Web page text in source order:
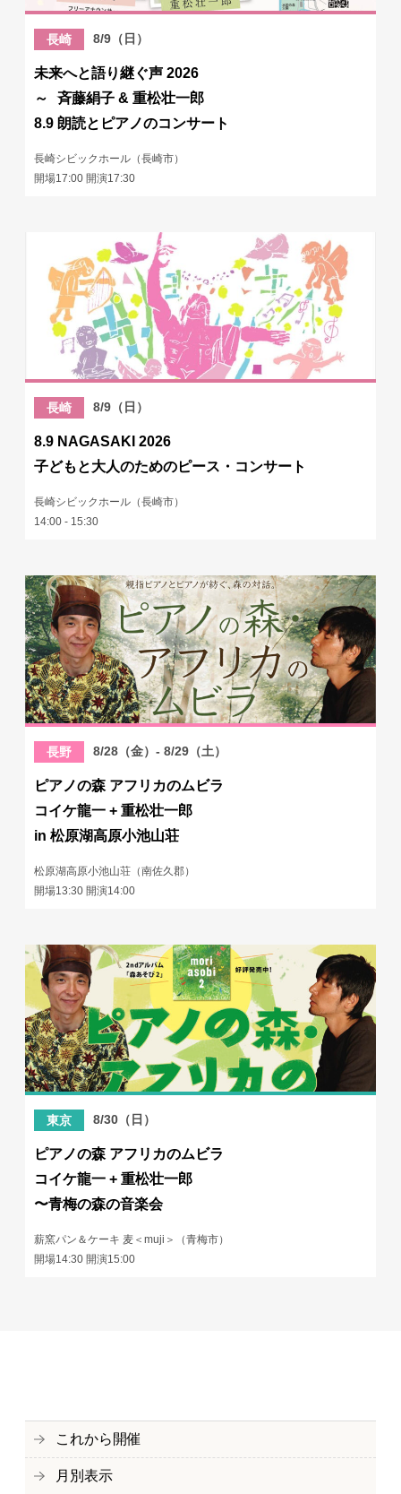
長崎 8/9（日）
未来へと語り継ぐ声 2026
～ 斉藤絹子 & 重松壮一郎
8.9 朗読とピアノのコンサート
長崎シビックホール（長崎市）
開場17:00 開演17:30
長崎 8/9（日）
8.9 NAGASAKI 2026
子どもと大人のためのピース・コンサート
長崎シビックホール（長崎市）
14:00 - 15:30
長野 8/28（金）- 8/29（土）
ピアノの森 アフリカのムビラ
コイケ龍一 + 重松壮一郎
in 松原湖高原小池山荘
松原湖高原小池山荘（南佐久郡）
開場13:30 開演14:00
東京 8/30（日）
ピアノの森 アフリカのムビラ
コイケ龍一 + 重松壮一郎
〜青梅の森の音楽会
薪窯パン＆ケーキ 麦＜muji＞（青梅市）
開場14:30 開演15:00
これから開催
月別表示